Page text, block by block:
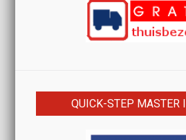
QUICK-STEP MASTER